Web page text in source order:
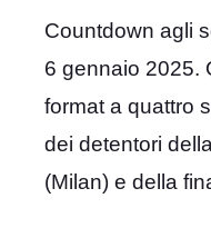
Countdown agli
6 gennaio 2025.
format a quattro
dei detentori
(Milan) e della